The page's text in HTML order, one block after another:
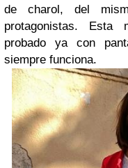
de charol, del
protagonistas. Esta
probado ya con
siempre funciona.